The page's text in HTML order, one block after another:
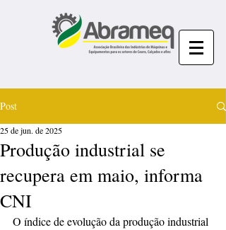
Post
Produção industrial se
recupera em maio, informa
CNI
25 de jun. de 2025
O índice de evolução da produção industrial